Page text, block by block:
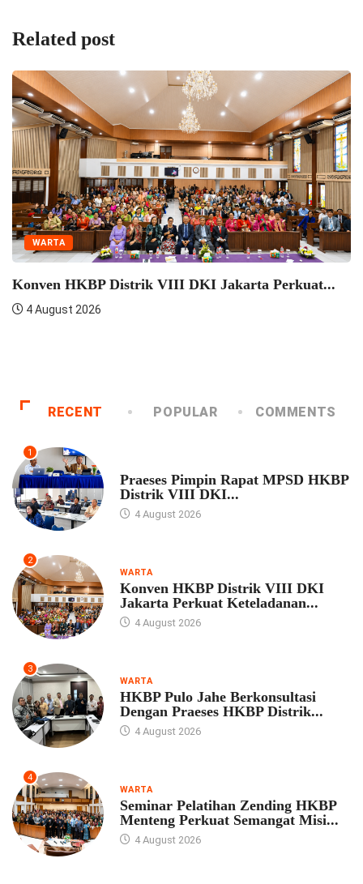
Related post
WARTA
RECENT POPULAR COMMENTS
1
Praeses Pimpin Rapat MPSD HKBP
Distrik VIII DKI...
4 August 2026
2
WARTA
Konven HKBP Distrik VIII DKI
Jakarta Perkuat Keteladanan...
4 August 2026
3
WARTA
HKBP Pulo Jahe Berkonsultasi
Dengan Praeses HKBP Distrik...
4 August 2026
4
WARTA
Seminar Pelatihan Zending HKBP
Menteng Perkuat Semangat Misi...
4 August 2026